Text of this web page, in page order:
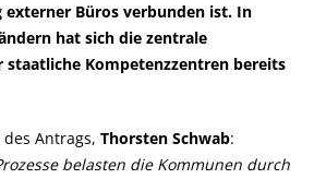
externer Büros verbunden ist. In
hat sich die zentrale
staatliche Kompetenzzentren bereits
Antrags, Thorsten Schwab:
belasten die Kommunen durch